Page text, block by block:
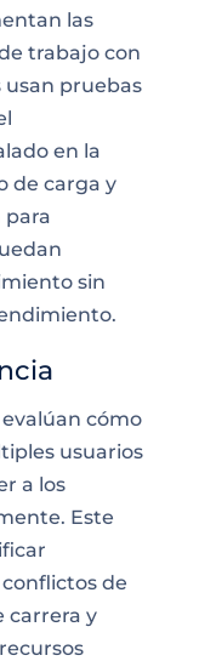
las
trabajo con
usan pruebas
en la
de carga y
para
sin
cómo
usuarios
a los
Este
de
carrera y